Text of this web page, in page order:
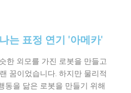
는 표정 연기 '아메카'
한 외모를 가진 로봇을 만들고
꿈이었습니다. 하지만 물리적
동을 닮은 로봇을 만들기 위해